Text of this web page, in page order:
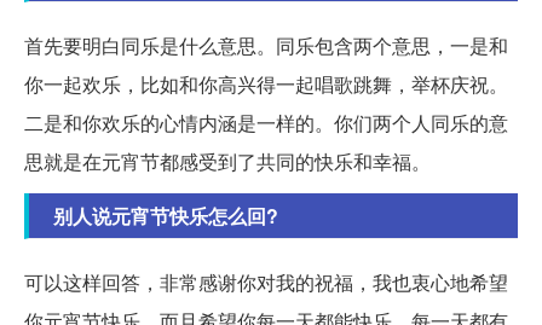
首先要明白同乐是什么意思。同乐包含两个意思，一是和
你一起欢乐，比如和你高兴得一起唱歌跳舞，举杯庆祝。
二是和你欢乐的心情内涵是一样的。你们两个人同乐的意
思就是在元宵节都感受到了共同的快乐和幸福。
别人说元宵节快乐怎么回?
可以这样回答，非常感谢你对我的祝福，我也衷心地希望